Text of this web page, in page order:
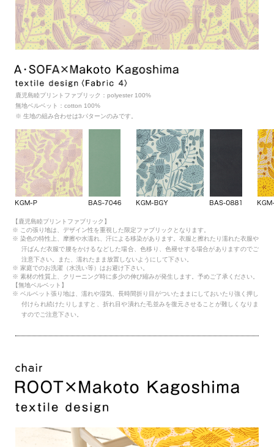
鹿児島睦プリントファブリック：polyester 100%
無地ベルベット：cotton 100%
※ 生地の組み合わせは3パターンのみです。
【鹿児島睦プリントファブリック】
※ この張り地は、デザイン性を重視した限定ファブリックとなります。
※ 染色の特性上、摩擦や水濡れ、汗による移染があります。衣服と擦れたり濡れた衣服や
汗ばんだ衣服で腰をかけるなどした場合、色移り、色褪せする場合がありますのでご
注意下さい。また、濡れたまま放置しないようにして下さい。
※ 家庭でのお洗濯（水洗い等）はお避け下さい。
※ 素材の性質上、クリーニング時に多少の伸び縮みが発生します。予めご了承ください。
【無地ベルベット】
※ ベルベット張り地は、濡れや湿気、長時間折り目がついたままにしておいたり強く押し
付けられ続けたりしますと、折れ目や潰れた毛並みを復元させることが難しくなりま
すのでご注意下さい。